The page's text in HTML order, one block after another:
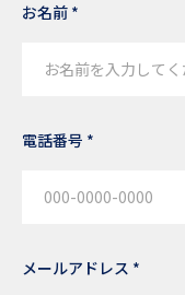
お名前 *
電話番号 *
メールアドレス *